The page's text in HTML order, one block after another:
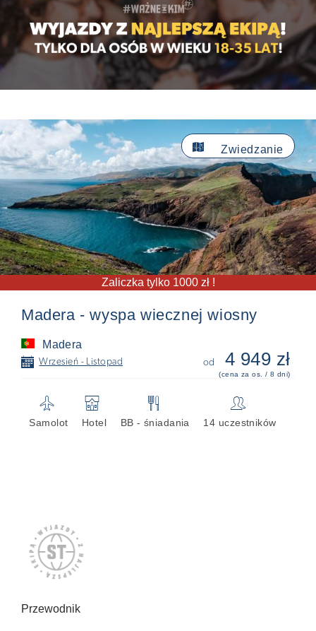
Zaliczka tylko 1000 zł !
Zwiedzanie

Madera - wyspa wiecznej wiosny
Madera
📅 Wrzesień - Listopad od 4 949 zł
(cena za os. / 8 dni)
✈
Samolot
🏨
Hotel
🍴
BB - śniadania
👥
14 uczestników
Przewodnik